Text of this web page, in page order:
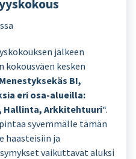
jälkeen
kokousväen kesken
Menestyksekäs BI,
eri osa-alueilla:
Arkkitehtuuri“.
syvemmälle tämän
haasteisiin ja
vaikuttavat aluksi